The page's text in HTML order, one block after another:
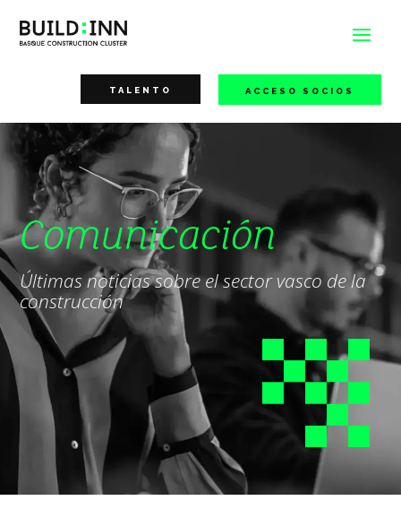
TALENTO ACCESO SOCIOS
Comunicación
Últimas noticias sobre el sector vasco de la
construcción